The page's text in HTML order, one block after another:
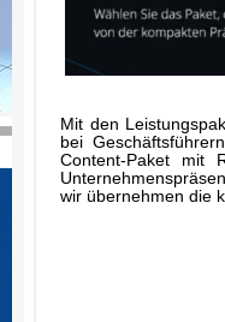
Mit den
bei
Content-Paket mit
wir übernehmen die